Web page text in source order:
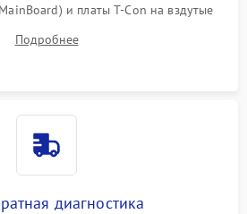
и платы T-Con на вздутые
фиксации и целостности шлейфов.
Подробнее
диагностика